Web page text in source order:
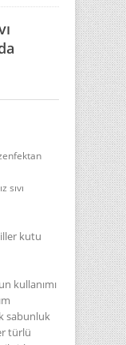
sıvı
kutu
kullanımı
sabunluk
türlü